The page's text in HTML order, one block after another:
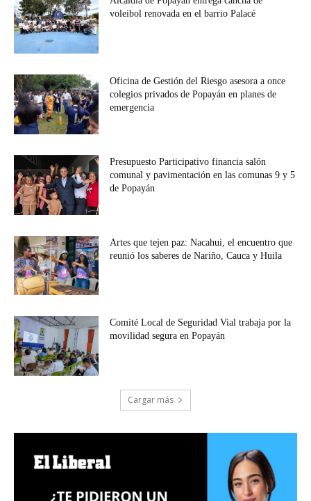
voleibol renovada en el barrio Palacé
Oficina de Gestión del Riesgo asesora a once
colegios privados de Popayán en planes de
emergencia
Presupuesto Participativo financia salón
comunal y pavimentación en las comunas 9 y 5
de Popayán
Artes que tejen paz: Nacahui, el encuentro que
reunió los saberes de Nariño, Cauca y Huila
Comité Local de Seguridad Vial trabaja por la
movilidad segura en Popayán
Cargar más